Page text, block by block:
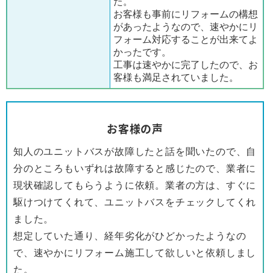
お客様も事前にリフォームの構想
があったようなので、速やかにリ
フォーム対応することが出来てよ
かったです。
工事は速やかに完了したので、お
客様も満足されていました。
お客様の声
知人のユニットバスが故障したと話を聞いたので、自
分のところもいずれは故障すると感じたので、業者に
現状確認してもらうように依頼。業者の方は、すぐに
駆けつけてくれて、ユニットバスをチェックしてくれ
ました。
想定していた通り、経年劣化がひどかったようなの
で、速やかにリフォーム施工して欲しいと依頼しまし
た。